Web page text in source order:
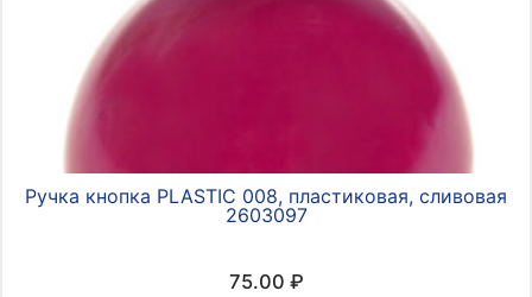
Ручка кнопка PLASTIC 008, пластиковая, сливовая
2603097
75.00 ₽